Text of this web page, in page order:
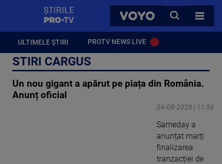
VOYO
CAUTA
TOATE
ULTIMELE ȘTIRI PROTV NEWS LIVE
STIRI CARGUS
Un nou gigant a apărut pe piața din România.
Anunț oficial
04-08-2026 | 11:36
Sameday a
anunțat marți
finalizarea
tranzacției de